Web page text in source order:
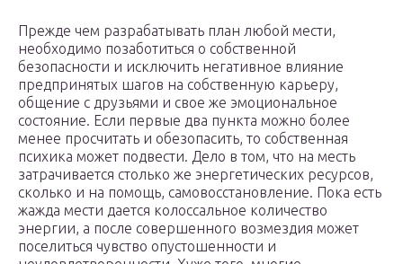
Прежде чем разрабатывать план любой мести,
необходимо позаботиться о собственной
безопасности и исключить негативное влияние
предпринятых шагов на собственную карьеру,
общение с друзьями и свое же эмоциональное
состояние. Если первые два пункта можно более
менее просчитать и обезопасить, то собственная
психика может подвести. Дело в том, что на месть
затрачивается столько же энергетических ресурсов,
сколько и на помощь, самовосстановление. Пока есть
жажда мести дается колоссальное количество
энергии, а после совершенного возмездия может
поселиться чувство опустошенности и